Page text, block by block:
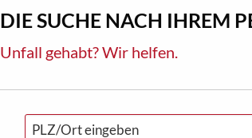
DIE SUCHE NACH IHREM
Unfall gehabt? Wir helfen.